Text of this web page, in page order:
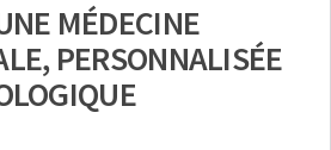
MÉDECINE
PERSONNALISÉE